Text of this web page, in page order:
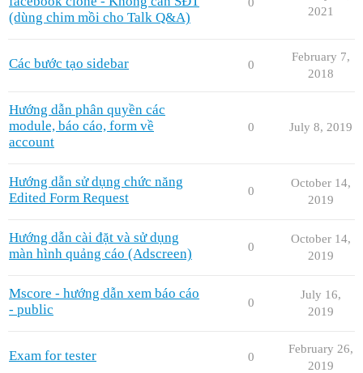
(dùng chim mồi cho Talk Q&A)
2021
Các bước tạo sidebar 0
February 7,
2018
Hướng dẫn phân quyền các
module, báo cáo, form về
account
0 July 8, 2019
Hướng dẫn sử dụng chức năng
Edited Form Request
0
October 14,
2019
Hướng dẫn cài đặt và sử dụng
màn hình quảng cáo (Adscreen)
0
October 14,
2019
Mscore - hướng dẫn xem báo cáo
- public
0
July 16,
2019
Exam for tester 0
February 26,
2019